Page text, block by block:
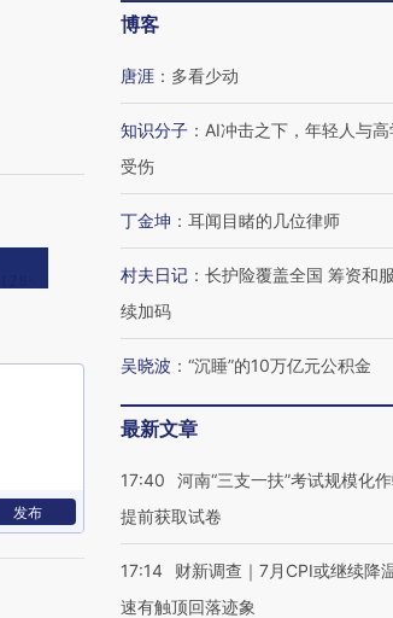
发布
博客
唐涯 ： 多看少动
知识分子 ： AI冲击之下，年轻人与
受伤
丁金坤 ： 耳闻目睹的几位律师
村夫日记 ： 长护险覆盖全国 筹资和
续加码
吴晓波 ： “沉睡”的10万亿元公积金
最新文章
17:40
河南“三支一扶”考试规模化
提前获取试卷
17:14
财新调查｜7月CPI或继续降
速有触顶回落迹象